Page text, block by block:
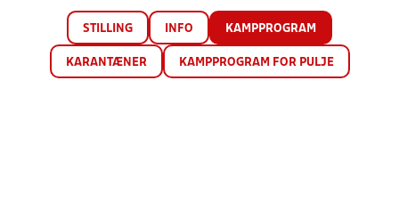
STILLING INFO KAMPPROGRAM
KARANTÆNER KAMPPROGRAM FOR PULJE